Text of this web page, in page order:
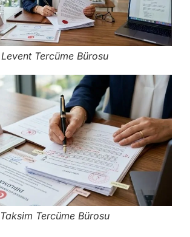
Levent Tercüme Bürosu
Taksim Tercüme Bürosu